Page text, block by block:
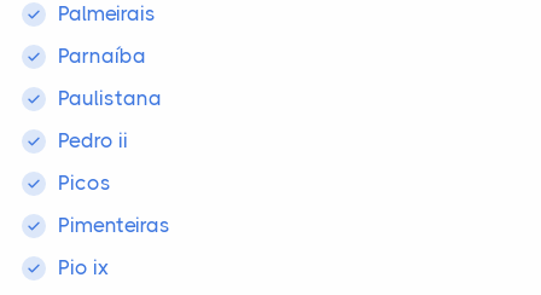
Palmeirais
Parnaíba
Paulistana
Pedro ii
Picos
Pimenteiras
Pio ix